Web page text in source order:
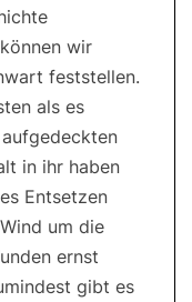
wir
feststellen.
als es
in ihr haben
Entsetzen
um die
ernst
gibt es